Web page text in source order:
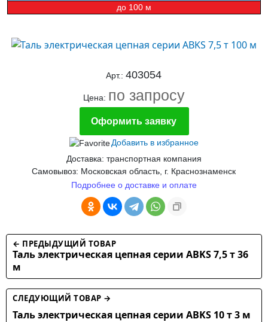
до 100 м
Арт.:403054
Цена: по запросу
Оформить заявку
Добавить в избранное
Доставка: транспортная компания
Самовывоз: Московская область, г. Краснознаменск
Подробнее о доставке и оплате
← ПРЕДЫДУЩИЙ ТОВАР
Таль электрическая цепная серии ABKS 7,5 т 36
м
СЛЕДУЮЩИЙ ТОВАР →
Таль электрическая цепная серии ABKS 10 т 3 м